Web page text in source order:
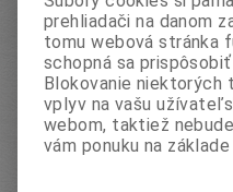
dispozícii v plastovej
krytom, pero 0,7
<
prehliadači na danom
tomu webová stránka
schopná sa
Blokovanie niektorých
vplyv na vašu
webom, taktiež
vám ponuku na